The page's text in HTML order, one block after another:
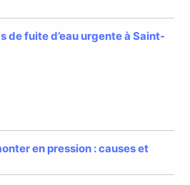
de fuite d’eau urgente à Saint-
en pression : causes et